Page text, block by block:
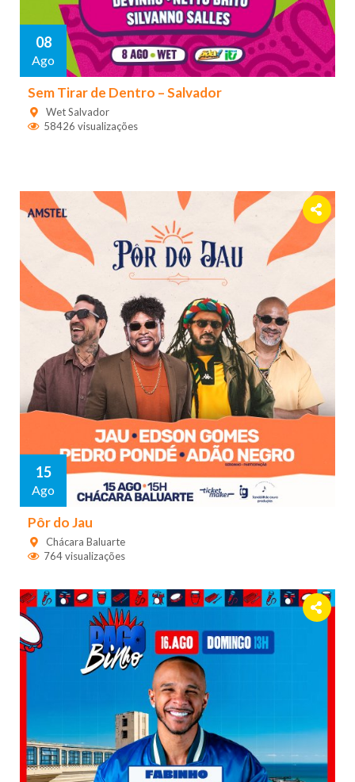
08
Ago
Sem Tirar de Dentro – Salvador
Wet Salvador
58426 visualizações
15
Ago
Pôr do Jau
Chácara Baluarte
764 visualizações